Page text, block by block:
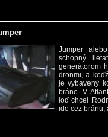
Jumper
schopný
generátorom
dronmi, a
je vybavený
bráne. V
loď chcel
ide cez bránu,